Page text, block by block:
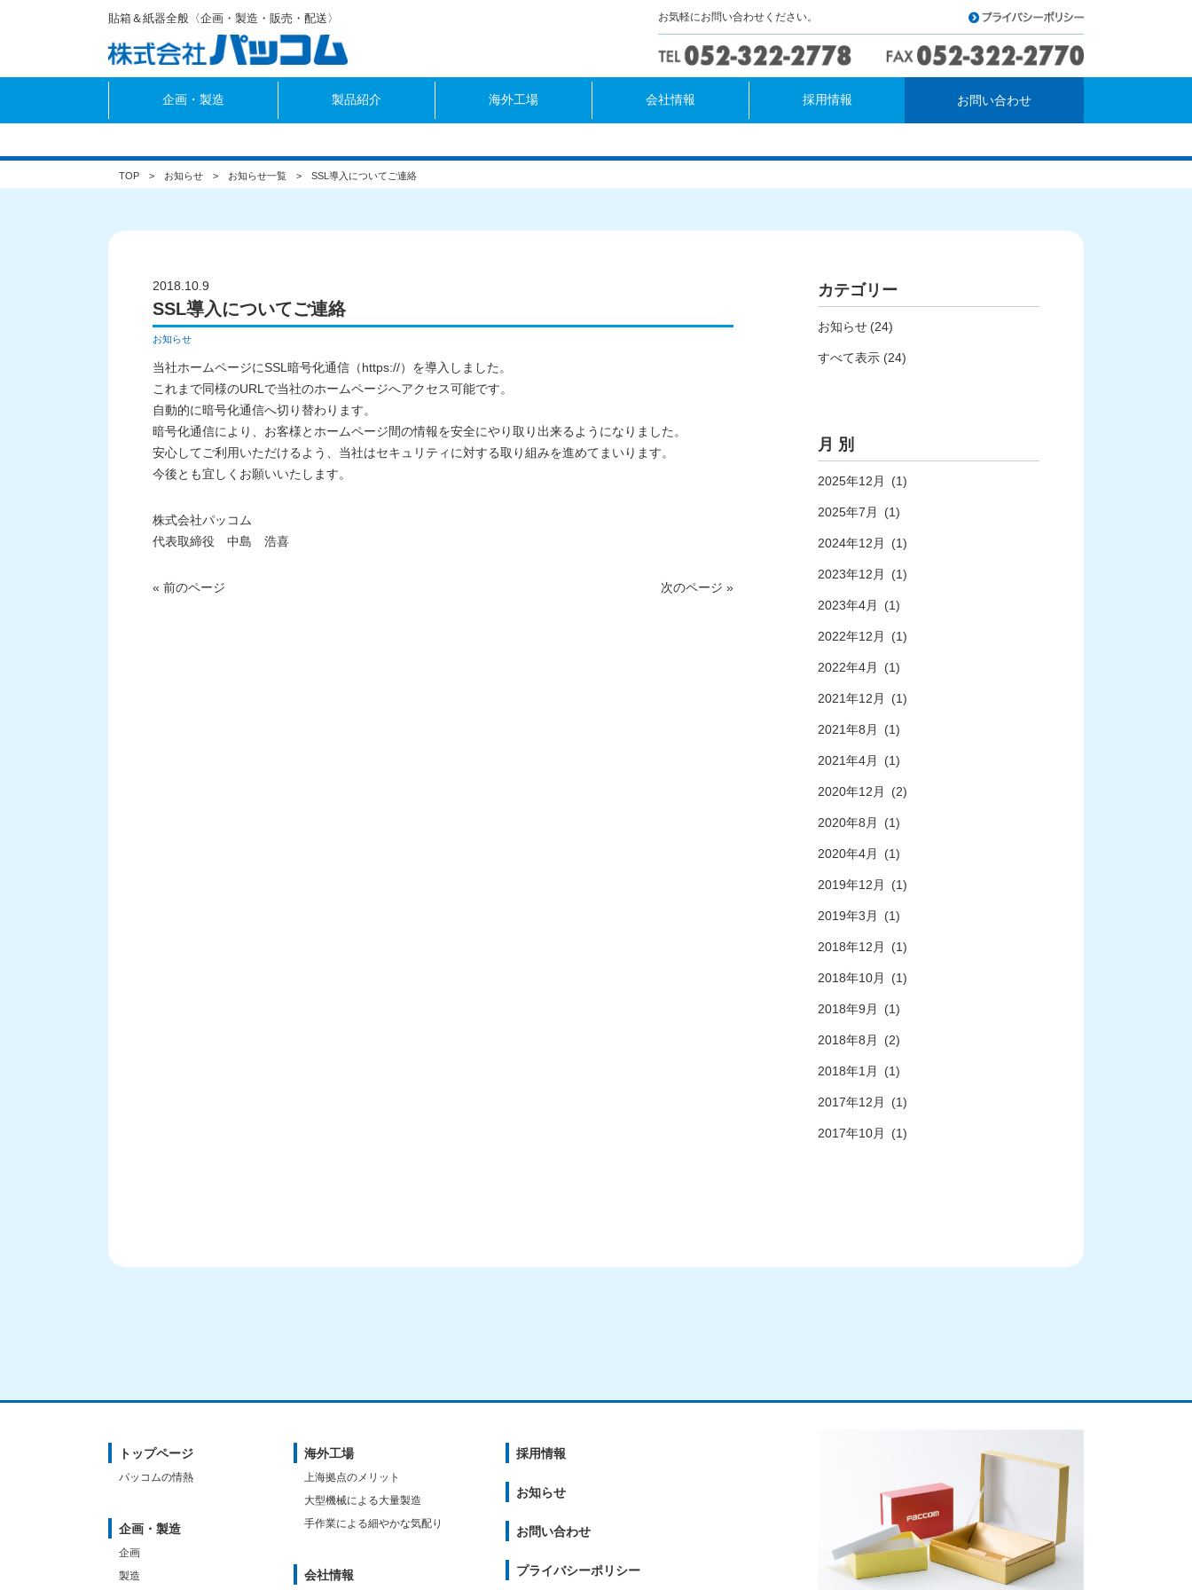
貼箱＆紙器全般〈企画・製造・販売・配送〉 お気軽にお問い合わせください。
企画・製造 製品紹介 海外工場 会社情報 採用情報 お問い合わせ
: Undefined variable $link_color in/usr/home/mw2pbcjjba/www/htdocs/wp-content/themes/theme_amanokikaku/header.phpon line529
TOP お知らせ お知らせ一覧 SSL導入についてご連絡
2018.10.9
SSL導入についてご連絡
お知らせ
当社ホームページにSSL暗号化通信（https://）を導入しました。
これまで同様のURLで当社のホームページへアクセス可能です。
自動的に暗号化通信へ切り替わります。
暗号化通信により、お客様とホームページ間の情報を安全にやり取り出来るようになりました。
安心してご利用いただけるよう、当社はセキュリティに対する取り組みを進めてまいります。
今後とも宜しくお願いいたします。
株式会社パッコム
代表取締役 中島 浩喜
« 前のページ 次のページ »
カテゴリー
お知らせ (24)
すべて表示 (24)
月 別
2025年12月 (1)
2025年7月 (1)
2024年12月 (1)
2023年12月 (1)
2023年4月 (1)
2022年12月 (1)
2022年4月 (1)
2021年12月 (1)
2021年8月 (1)
2021年4月 (1)
2020年12月 (2)
2020年8月 (1)
2020年4月 (1)
2019年12月 (1)
2019年3月 (1)
2018年12月 (1)
2018年10月 (1)
2018年9月 (1)
2018年8月 (2)
2018年1月 (1)
2017年12月 (1)
2017年10月 (1)
トップページ
パッコムの情熱
企画・製造
企画
製造
海外工場
上海拠点のメリット
大型機械による大量製造
手作業による細やかな気配り
会社情報
採用情報
お知らせ
お問い合わせ
プライバシーポリシー